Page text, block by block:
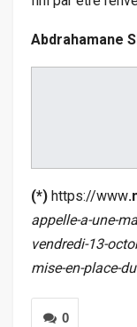
Abdrahamane
(*) https://www
appelle-a-une-
vendredi-13-
mise-en-place-
0